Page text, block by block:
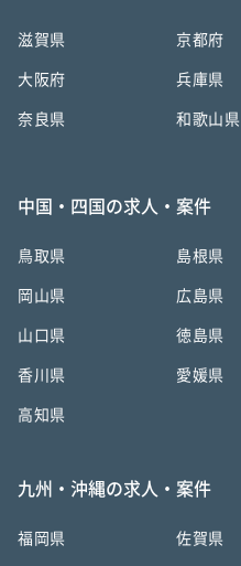
滋賀県 京都府
大阪府 兵庫県
奈良県 和歌山県
中国・四国の求人・案件
鳥取県 島根県
岡山県 広島県
山口県 徳島県
香川県 愛媛県
高知県
九州・沖縄の求人・案件
福岡県 佐賀県